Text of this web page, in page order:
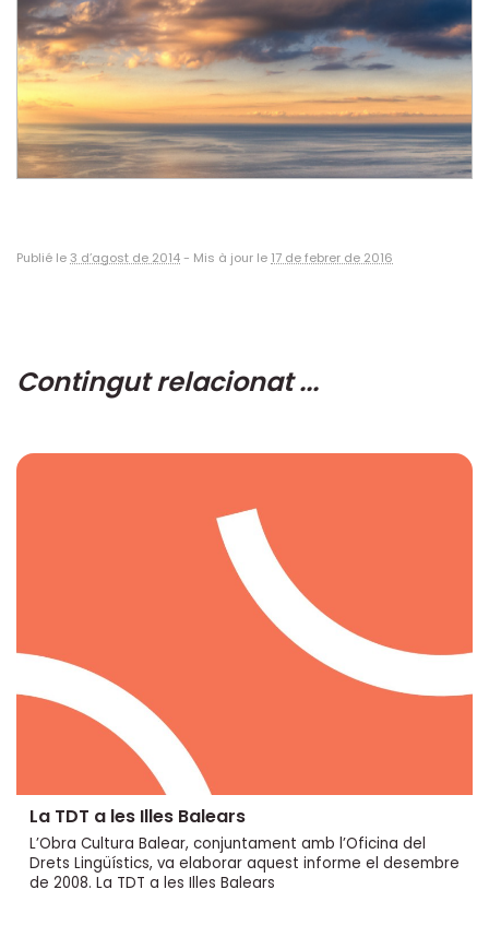
Publié le 3 d’agost de 2014- Mis à jour le 17 de febrer de 2016
Contingut relacionat ...
La TDT a les Illes Balears
L’Obra Cultura Balear, conjuntament amb l’Oficina del
Drets Lingüístics, va elaborar aquest informe el desembre
de 2008. La TDT a les Illes Balears